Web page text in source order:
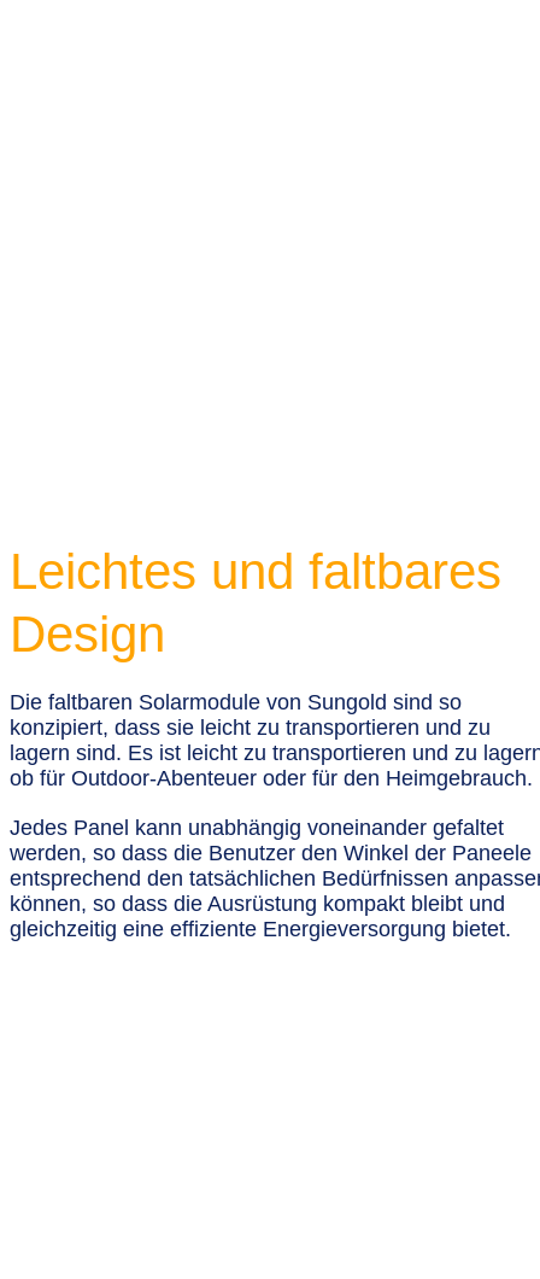
Leichtes und faltbares
Design
Die faltbaren Solarmodule von Sungold sind so
konzipiert, dass sie leicht zu transportieren und zu
lagern sind. Es ist leicht zu transportieren und zu
ob für Outdoor-Abenteuer oder für den Heimgebrauch.
Jedes Panel kann unabhängig voneinander gefaltet
werden, so dass die Benutzer den Winkel der Paneele
entsprechend den tatsächlichen Bedürfnissen
können, so dass die Ausrüstung kompakt bleibt und
gleichzeitig eine effiziente Energieversorgung bietet.